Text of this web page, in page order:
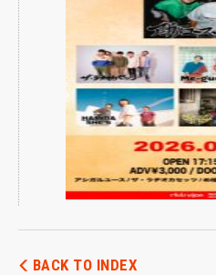
BACK TO INDEX